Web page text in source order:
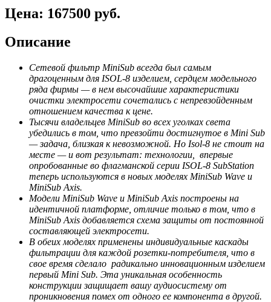
Цена: 167500 руб.
Описание
Сетевой фильтр MiniSub всегда был самым
драгоценным для ISOL-8 изделием, сердцем модельного
ряда фирмы — в нем высочайшие характеристики
очистки электросети сочетались с непревзойденным
отношением качества к цене.
Тысячи владельцев MiniSub во всех уголках света
убедились в том, что превзойти достигнутое в Mini Sub
— задача, близкая к невозможной. Но Isol-8 не стоит на
месте — и вот результат: технологии, впервые
опробованные во флагманской серии ISOL-8 SubStation
теперь используются в новых моделях MiniSub Wave и
MiniSub Axis.
Модели MiniSub Wave и MiniSub Axis построены на
идентичной платформе, отличие только в том, что в
MiniSub Axis добавляется схема защиты от постоянной
составляющей электросети.
В обеих моделях применены индивидуальные каскады
фильтрации для каждой розетки-потребителя, что в
свое время сделало радикально инновационным изделием
первый Mini Sub. Эта уникальная особенность
конструкции защищает вашу аудиосистему от
проникновения помех от одного ее компонента в другой.